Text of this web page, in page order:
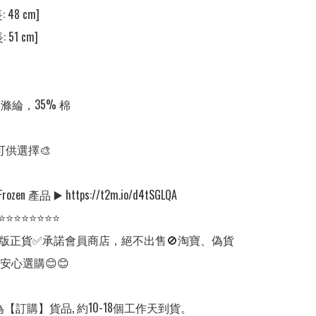
48 cm]
51 cm]
綸，35% 棉
供選擇🎨
產品 ▶️ https://t2m.io/d4tSGLQA
正貨✅承諾會員商店，絕不出售🚫淘寶、偽貨
心選購😊😊
訂購】貨品, 約10-18個工作天到貨。